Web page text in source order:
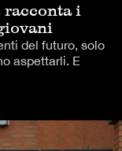
racconta i
del futuro, solo
aspettarli. E